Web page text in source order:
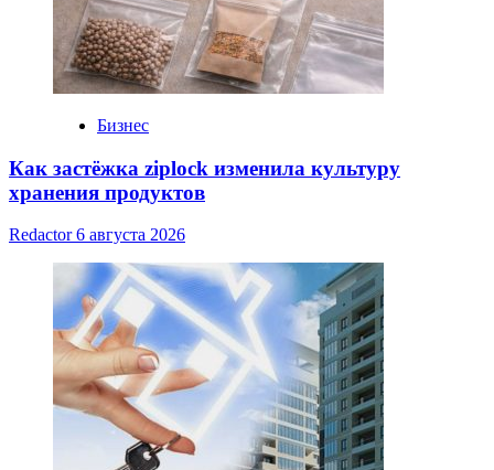
Бизнес
Как застёжка ziplock изменила культуру
хранения продуктов
Redactor6 августа 2026